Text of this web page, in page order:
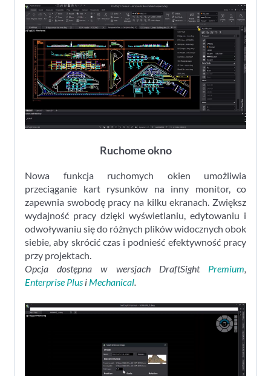
Ruchome okno
Nowa funkcja ruchomych okien umożliwia
przeciąganie kart rysunków na inny monitor, co
zapewnia swobodę pracy na kilku ekranach. Zwiększ
wydajność pracy dzięki wyświetlaniu, edytowaniu i
odwoływaniu się do różnych plików widocznych obok
siebie, aby skrócić czas i podnieść efektywność pracy
przy projektach.
Opcja dostępna w wersjach DraftSight Premium
Enterprise Plus i Mechanical